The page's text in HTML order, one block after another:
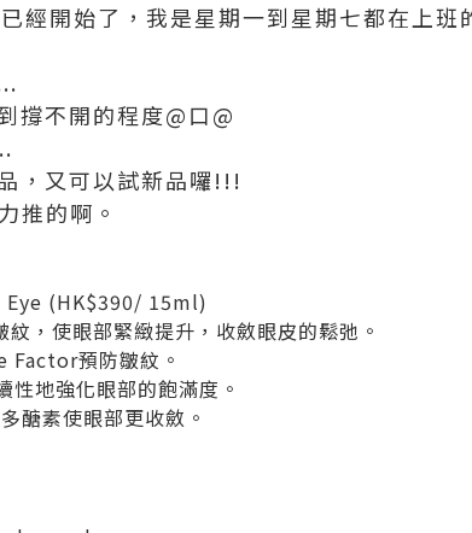
經開始了，我是星期一到星期七都在上班
撐不開的程度@口@
，又可以試新品囉!!!
推的啊。
Eye (HK$390/ 15ml)
，使眼部緊緻提升，收斂眼皮的鬆弛。
Factor預防皺紋。
地強化眼部的飽滿度。
醣素使眼部更收斂。